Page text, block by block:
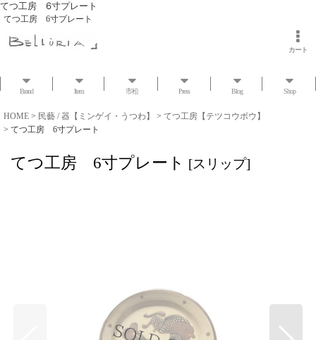
てつ工房 6寸プレート
てつ工房 6寸プレート
カート
Brand Item 市松 Press Blog Shop
HOME > 民藝 / 器【ミンゲイ・うつわ】 > てつ工房【テツコウボウ】
> てつ工房 6寸プレート
てつ工房 6寸プレート [スリップ]